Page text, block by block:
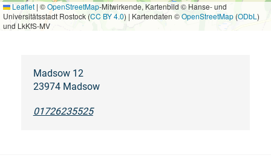
Leaflet | ©OpenStreetMap-Mitwirkende, Kartenbild © Hanse- und
Universitätsstadt Rostock (CC BY 4.0) | Kartendaten ©OpenStreetMap (ODbL )
und LkKfS-MV
Madsow 12
23974 Madsow
01726235525